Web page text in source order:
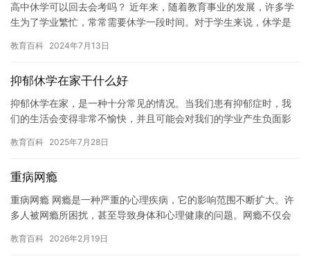
高中休学可以回去会考吗？ 近年来，随着教育事业的发展，许多学
生为了学业繁忙，常常需要休学一段时间。对于学生来说，休学是
重新…
教育百科 2024年7月13日
抑郁休学在家干什么好
抑郁休学在家，是一种十分常见的情况。当我们患有抑郁症时，我
们的生活会变得非常不愉快，并且可能会对我们的学业产生负面影
新调整…
教育百科 2025年7月28日
重病网瘾
重病网瘾 网瘾是一种严重的心理疾病，它的影响范围不断扩大。许
多人被网瘾所困扰，甚至导致身体和心理健康的问题。网瘾不仅会
失眠…
教育百科 2026年2月19日